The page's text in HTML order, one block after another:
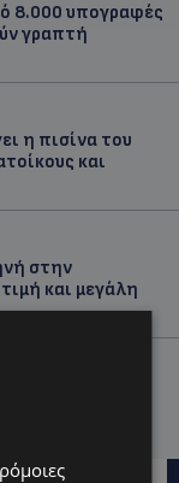
8.000 υπογραφές
γραπτή
η πισίνα του
και
στην
και μεγάλη
με το Arla